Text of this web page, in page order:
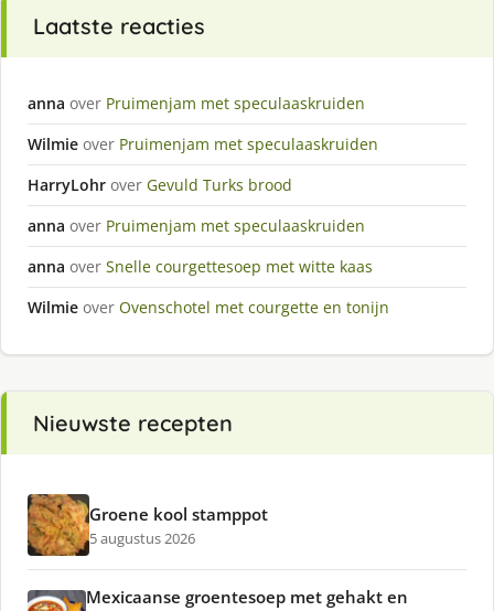
Laatste reacties
anna over Pruimenjam met speculaaskruiden
Wilmie over Pruimenjam met speculaaskruiden
HarryLohr over Gevuld Turks brood
anna over Pruimenjam met speculaaskruiden
anna over Snelle courgettesoep met witte kaas
Wilmie over Ovenschotel met courgette en tonijn
Nieuwste recepten
Groene kool stamppot
5 augustus 2026
Mexicaanse groentesoep met gehakt en